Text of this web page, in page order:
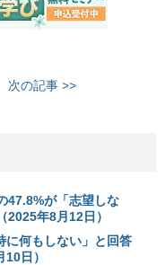
次の記事 >>
47.8%が「志望しな
年8月12日）
に何もしない」と回答
日）